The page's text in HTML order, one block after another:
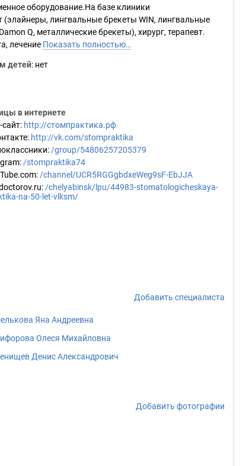
оборудование.На базе клиники
лингвальные брекеты WIN, лингвальные
Q, металлические брекеты), хирург, терапевт.
лечение Показать полностью…
детей: нет
в интернете
сайт: http://стомпрактика.рф
: http://vk.com/stompraktika
: /group/54806257205379
: /stompraktika74
: /channel/UCR5RGGgbdxeWeg9sF-EbJJA
: /chelyabinsk/lpu/44983-stomatologicheskaya-
na-50-let-vlksm/
Добавить специалиста
Яна Андреевна
Олеся Михайловна
Денис Александрович
Добавить фотографии